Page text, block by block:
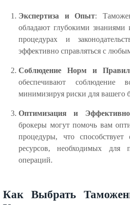
Экспертиза и Опыт:
обладают глубокими
процедурах и
эффективно справляться с
Соблюдение Норм и Правил
обеспечивают
минимизируя риски для вашего
Оптимизация и
брокеры могут помочь вам
процедуры, что
ресурсов, необходимых для
операций.
Как Выбрать